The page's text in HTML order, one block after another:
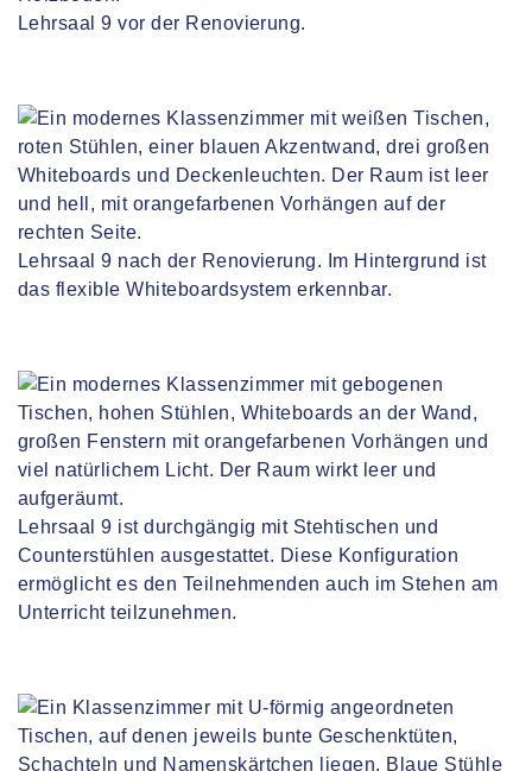
Lehrsaal 9 vor der Renovierung.
Lehrsaal 9 nach der Renovierung. Im Hintergrund ist
das flexible Whiteboardsystem erkennbar.
Lehrsaal 9 ist durchgängig mit Stehtischen und
Counterstühlen ausgestattet. Diese Konfiguration
ermöglicht es den Teilnehmenden auch im Stehen am
Unterricht teilzunehmen.